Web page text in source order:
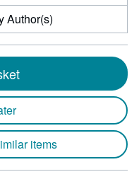
Author(s)
items